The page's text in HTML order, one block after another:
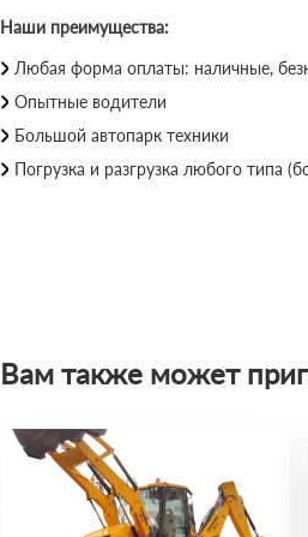
Наши преимущества:
Любая форма оплаты: наличные,
Опытные водители
Большой автопарк техники
Погрузка и разгрузка любого типа
Вам также может